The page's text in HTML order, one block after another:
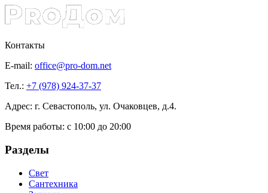
Контакты
E-mail: office@pro-dom.net
Тел.: +7 (978) 924-37-37
Адрес: г. Севастополь, ул. Очаковцев, д.4.
Время работы: с 10:00 до 20:00
Разделы
Свет
Сантехника